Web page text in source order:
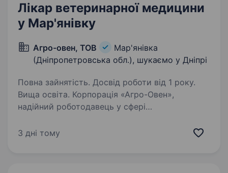
Лікар ветеринарної медицини
у Мар'янівку
Агро-овен, ТОВ
Мар'янівка
(Дніпропетровська обл.), шукаємо у Дніпрі
Повна зайнятість. Досвід роботи від 1 року.
Вища освіта. Корпорація «Агро-Овен»,
надійний роботодавець у сфері
циклом від виробництва до зберігання
3 дні тому